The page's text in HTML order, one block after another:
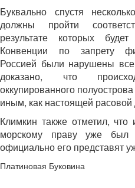
Буквально спустя
должны пройти
результате которых
Конвенции по запрету
Россией были нарушены все
доказано, что
оккупированного
иным, как настоящей
Климкин также отметил,
морскому праву уже был
официально его представят
Платиновая Буковина